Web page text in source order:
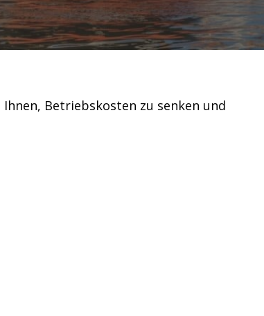
Betriebskosten zu senken und